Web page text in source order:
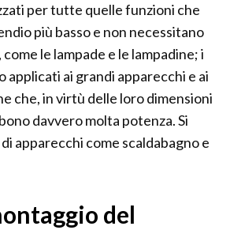
per tutte quelle funzioni che
più basso e non necessitano
le lampade e le lampadine; i
applicati ai grandi apparecchi e ai
che, in virtù delle loro dimensioni
davvero molta potenza. Si
apparecchi come scaldabagno e
del